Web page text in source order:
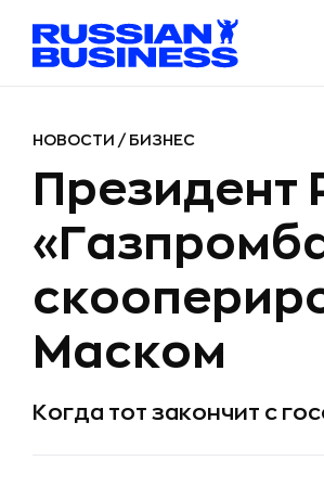
НОВОСТИ / БИЗНЕС
Президент
Маском
Когда тот закончит с